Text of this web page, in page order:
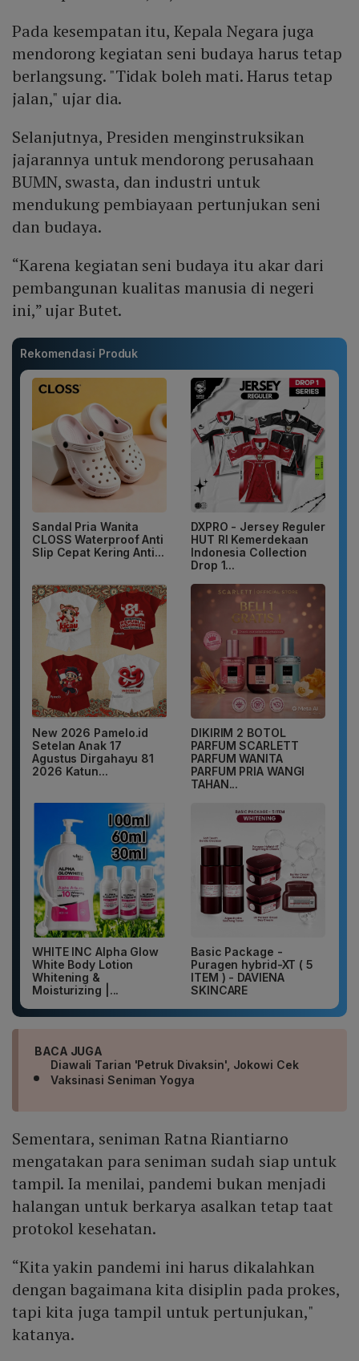
Pada kesempatan itu, Kepala Negara juga
mendorong kegiatan seni budaya harus tetap
berlangsung. "Tidak boleh mati. Harus tetap
jalan," ujar dia.
Selanjutnya, Presiden menginstruksikan
jajarannya untuk mendorong perusahaan
BUMN, swasta, dan industri untuk
mendukung pembiayaan pertunjukan seni
dan budaya.
“Karena kegiatan seni budaya itu akar dari
pembangunan kualitas manusia di negeri
ini,” ujar Butet.
Rekomendasi Produk
Sandal Pria Wanita
CLOSS Waterproof Anti
Slip Cepat Kering Anti...
DXPRO - Jersey Reguler
HUT RI Kemerdekaan
Indonesia Collection
Drop 1...
New 2026 Pamelo.id
Setelan Anak 17
Agustus Dirgahayu 81
2026 Katun...
DIKIRIM 2 BOTOL
PARFUM SCARLETT
PARFUM WANITA
PARFUM PRIA WANGI
TAHAN...
WHITE INC Alpha Glow
White Body Lotion
Whitening &
Moisturizing |...
Basic Package -
Puragen hybrid-XT ( 5
ITEM ) - DAVIENA
SKINCARE
BACA JUGA
Diawali Tarian 'Petruk Divaksin', Jokowi Cek
Vaksinasi Seniman Yogya
Sementara, seniman Ratna Riantiarno
mengatakan para seniman sudah siap untuk
tampil. Ia menilai, pandemi bukan menjadi
halangan untuk berkarya asalkan tetap taat
protokol kesehatan.
“Kita yakin pandemi ini harus dikalahkan
dengan bagaimana kita disiplin pada prokes,
tapi kita juga tampil untuk pertunjukan,"
katanya.